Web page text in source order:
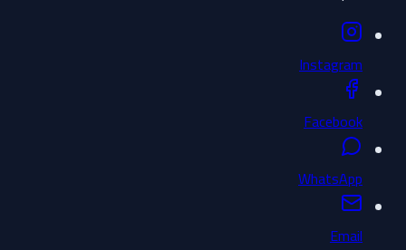
Instagram
Facebook
WhatsApp
Email